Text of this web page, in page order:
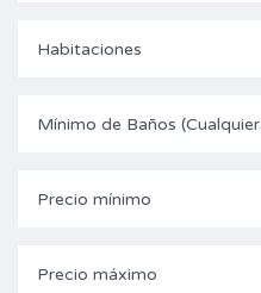
Habitaciones
Mínimo de Baños
Precio mínimo
Precio máximo